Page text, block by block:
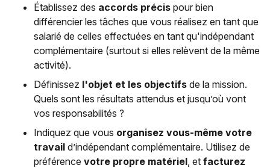
Établissez des accords précis pour bien
différencier les tâches que vous réalisez en tant que
salarié de celles effectuées en tant qu'indépendant
complémentaire (surtout si elles relèvent de la même
activité).
Définissez l'objet et les objectifs de la mission.
Quels sont les résultats attendus et jusqu’où vont
vos responsabilités ?
Indiquez que vous organisez vous-même votre
travail d’indépendant complémentaire. Utilisez de
préférence votre propre matériel , et facturez